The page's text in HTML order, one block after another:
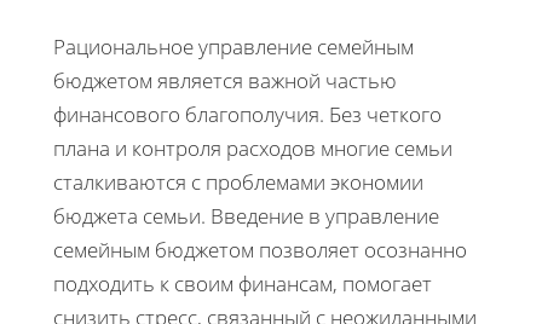
Рациональное управление семейным
бюджетом является важной частью
финансового благополучия. Без четкого
плана и контроля расходов многие семьи
сталкиваются с проблемами экономии
бюджета семьи. Введение в управление
семейным бюджетом позволяет осознанно
подходить к своим финансам, помогает
снизить стресс, связанный с неожиданными